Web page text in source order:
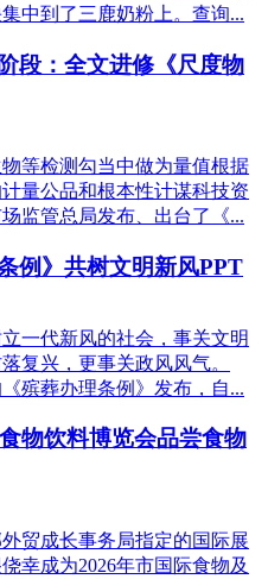
中到了三鹿奶粉上。查询...
段：全文进修《尺度物
检测勾当中做为量值根据
量公品和根本性计谋科技资
监管总局发布、出台了《...
例》共树文明新风PPT
代新风的社会，事关文明
复兴，更事关政风风气。
殡葬办理条例》发布，自...
物饮料博览会品尝食物
成长事务局指定的国际展
幸成为2026年市国际食物及